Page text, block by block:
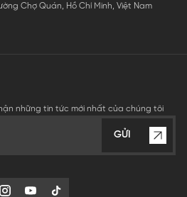
Chợ Quán, Hồ Chí Minh, Việt Nam
những tin tức mới nhất của chúng tôi
GỬI